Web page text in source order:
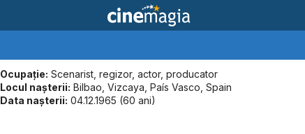
Ocupație: Scenarist, regizor, actor, producator
Locul naşterii: Bilbao, Vizcaya, País Vasco, Spain
Data naşterii: 04.12.1965 (60 ani)